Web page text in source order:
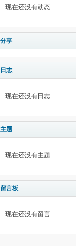
现在还没有动态
分享
日志
现在还没有日志
主题
现在还没有主题
留言板
现在还没有留言